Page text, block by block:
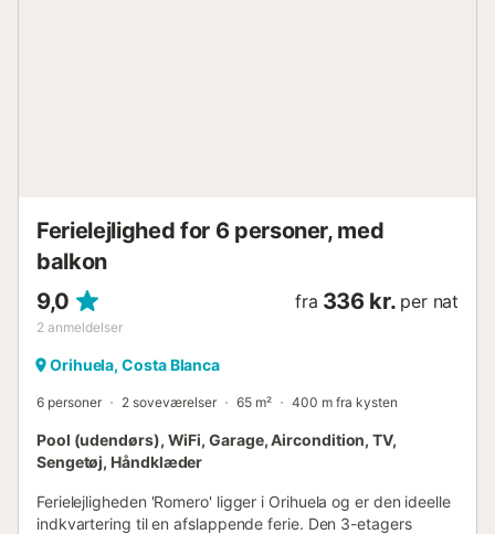
Ferielejlighed for 6 personer, med
balkon
9,0
2 anmeldelser
fra 336 kr. per nat
Orihuela, Costa Blanca
6 personer 2 soveværelser 65 m² 400 m fra kysten
Pool (udendørs), WiFi, Garage, Aircondition, TV,
Sengetøj, Håndklæder
Ferielejligheden 'Romero' ligger i Orihuela og er den ideelle
indkvartering til en afslappende ferie. Den 3-etagers